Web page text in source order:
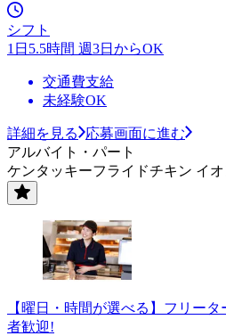
シフト
1日5.5時間 週3日からOK
交通費支給
未経験OK
詳細を見る
応募画面に進む
アルバイト・パート
ケンタッキーフライドチキン イ
【曜日・時間が選べる】フリ
者歓迎!